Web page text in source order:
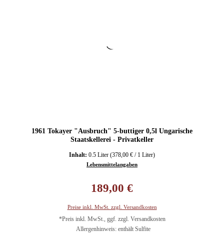
1961 Tokayer "Ausbruch" 5-buttiger 0,5l Ungarische
Staatskellerei - Privatkeller
Inhalt: 0.5 Liter (378,00 € / 1 Liter)
Lebensmittelangaben
189,00 €
Preise inkl. MwSt. zzgl. Versandkosten
*Preis inkl. MwSt., ggf. zzgl. Versandkosten
Allergenhinweis: enthält Sulfite